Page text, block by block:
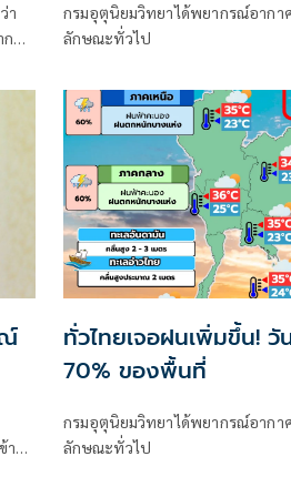
า
กรมอุตุนิยมวิทยาได้พยากรณ์อากา
ลักษณะทั่วไป
จุด
ทั่วไทยเจอฝนเพิ่มขึ้น!
70% ของพื้นที่
กรมอุตุนิยมวิทยาได้พยากรณ์อากา
ลักษณะทั่วไป